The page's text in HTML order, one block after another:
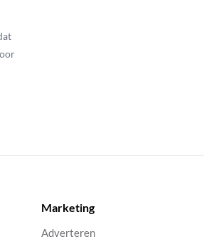
Marketing
Adverteren